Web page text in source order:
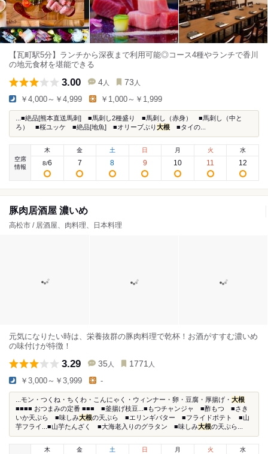
【瓦町駅5分】ランチから深夜まで利用可能◎コース4種やランチで香川
の地元食材を堪能できる
3.00 4 人 73 人
￥4,000～￥4,999 ￥1,000～￥1,999
...■絶品[熊本直送馬刺] ■馬刺し2種盛り ■馬刺し（赤身） ■馬刺し（中と
ろ） ■桜ユッケ ■絶品[地魚] ■オリーブぶり大根 ■タイの...
空席
情報
木
8/6
金
7
土
8
日
9
月
10
火
11
水
12
豚肉居酒屋 濃いめ
高松市 / 居酒屋、肉料理、日本料理
元気になりたい時は、栄養抜群の豚肉料理で乾杯！お酒がすすむ濃いめ
の味付けが特徴！
3.29 35 人 1771 人
￥3,000～￥3,999 -
...モン・つくね・ちくわ・こんにゃく・ウィンナー・卵・豆腐・厚揚げ・ 大根
■■■■ おつまみの定番 ■■■ ■釜揚げ枝豆...■もつチャンジャ ■酢もつ ■さき
いか天ぷら ■味しみ大根の天ぷら ■エリンギバター ■フライドポテト ■山
芋フライ...■山芋たんざく ■大海老入りのグラタン ■味しみ大根の天ぷら...
木
金 土 日 月 火 水